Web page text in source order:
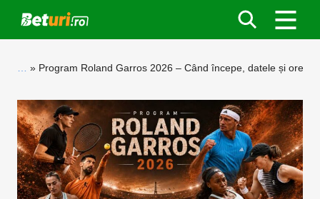
Program Roland Garros 2026 – Când începe, datele și orele